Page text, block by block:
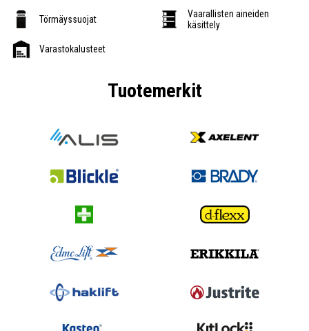
Törmäyssuojat
Vaarallisten aineiden
käsittely
Varastokalusteet
Tuotemerkit